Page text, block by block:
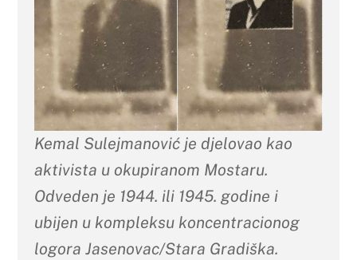
Kemal Sulejmanović je djelovao kao
aktivista u okupiranom Mostaru.
Odveden je 1944. ili 1945. godine i
ubijen u kompleksu koncentracionog
logora Jasenovac/Stara Gradiška.